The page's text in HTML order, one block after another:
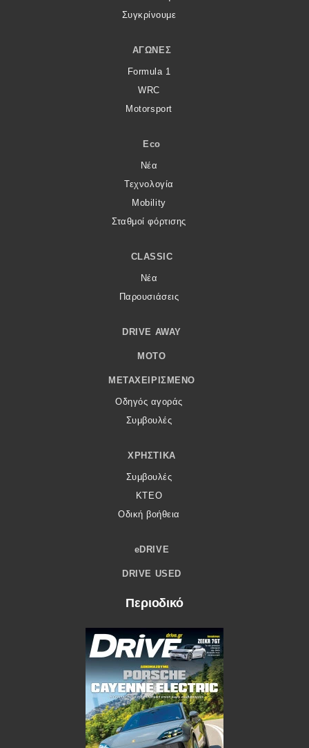
Συγκρίνουμε
ΑΓΏΝΕΣ
Formula 1
WRC
Motorsport
Eco
Νέα
Τεχνολογία
Mobility
Σταθμοί φόρτισης
CLASSIC
Νέα
Παρουσιάσεις
DRIVE AWAY
MOTO
ΜΕΤΑΧΕΙΡΙΣΜΈΝΟ
Οδηγός αγοράς
Συμβουλές
ΧΡΗΣΤΙΚΆ
Συμβουλές
ΚΤΕΟ
Οδική βοήθεια
eDRIVE
DRIVE USED
Περιοδικό